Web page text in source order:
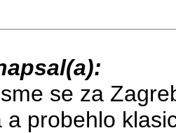
se za
a probehlo